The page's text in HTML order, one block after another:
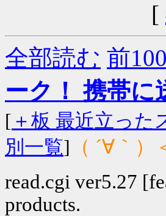
[
全部読む 前100
ーク！ 携帯に
[ ＋板 最近立った
別一覧] （ ´∀｀
read.cgi ver5.27
products.